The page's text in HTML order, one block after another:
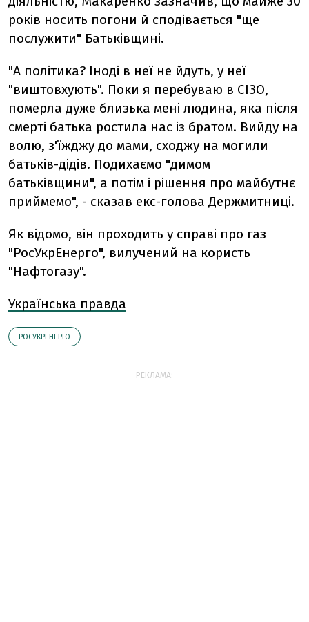
років носить погони й сподівається "ще
послужити" Батьківщині.
"А політика? Іноді в неї не йдуть, у неї
"виштовхують". Поки я перебуваю в СІЗО,
померла дуже близька мені людина, яка після
смерті батька ростила нас із братом. Вийду на
волю, з'їжджу до мами, сходжу на могили
батьків-дідів. Подихаємо "димом
батьківщини", а потім і рішення про майбутнє
приймемо", - сказав екс-голова Держмитниці.
Як відомо, він проходить у справі про газ
"РосУкрЕнерго", вилучений на користь
"Нафтогазу".
Українська правда
РОСУКРЕНЕРГО
РЕКЛАМА: